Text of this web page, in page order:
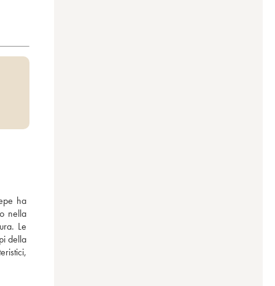
ha
nella
Le
della